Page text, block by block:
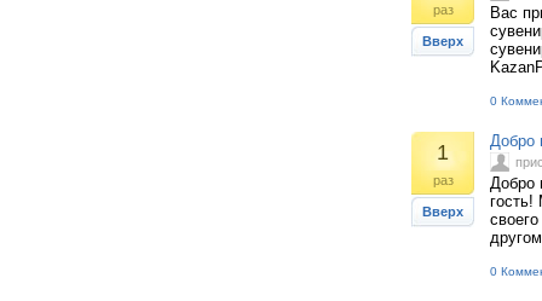
раз
Вверх
Вас
0
1
раз
Вверх
Добро
Добро
0